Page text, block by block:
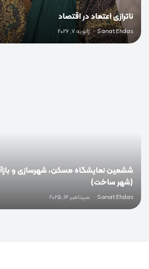
ناترازی اعتماد در اقتصاد
Sanat Ehdas
· ژانویه 7, 2026
ششمین نمایشگاه مسکن، شهرسازی و
(شهر ساخت)
Sanat Ehdas
· سپتامبر 14, 2025